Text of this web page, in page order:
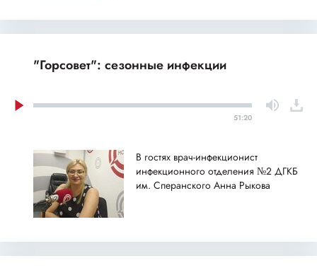
"Горсовет": сезонные инфекции
51:20
В гостях врач-инфекционист
инфекционного отделения №2 ДГКБ
им. Сперанского Анна Рыкова